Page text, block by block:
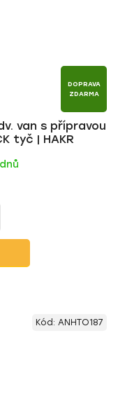
DOPRAVA
ZDARMA
van s přípravou
tyč | HAKR
Kód: ANHTO187